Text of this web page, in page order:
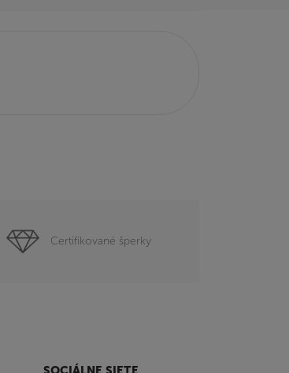
Certifikované šperky